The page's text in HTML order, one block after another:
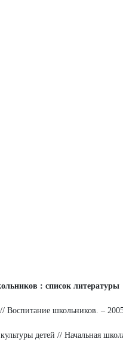
: список литературы
Воспитание школьников. –
детей // Начальная